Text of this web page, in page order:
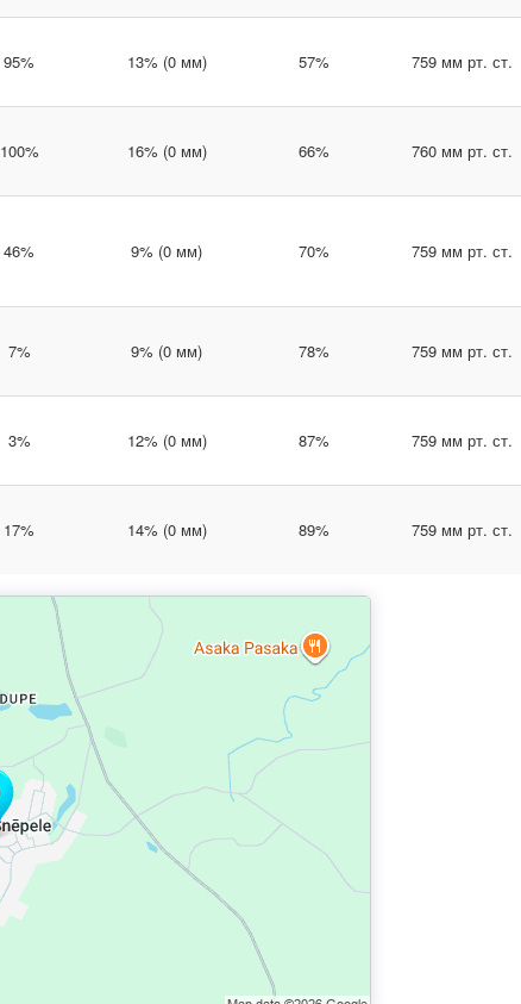
95% 13% (0 мм) 57% 759 мм рт. ст.
100% 16% (0 мм) 66% 760 мм рт. ст.
46% 9% (0 мм) 70% 759 мм рт. ст.
7% 9% (0 мм) 78% 759 мм рт. ст.
3% 12% (0 мм) 87% 759 мм рт. ст.
17% 14% (0 мм) 89% 759 мм рт. ст.